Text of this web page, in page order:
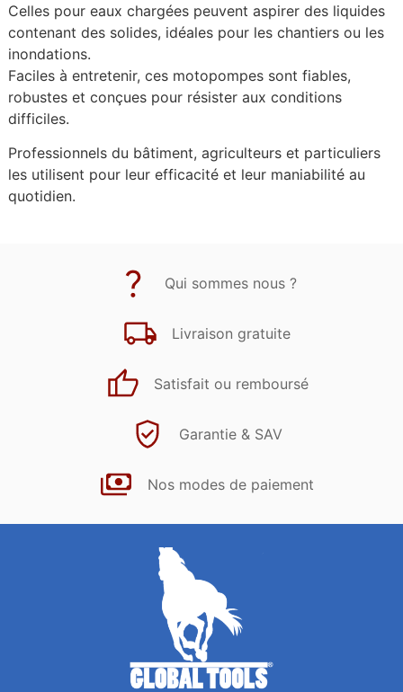
Celles pour eaux chargées peuvent aspirer des liquides
contenant des solides, idéales pour les chantiers ou les
inondations.
Faciles à entretenir, ces motopompes sont fiables,
robustes et conçues pour résister aux conditions
difficiles.
Professionnels du bâtiment, agriculteurs et particuliers
les utilisent pour leur efficacité et leur maniabilité au
quotidien.
Qui sommes nous ?
Livraison gratuite
Satisfait ou remboursé
Garantie & SAV
Nos modes de paiement